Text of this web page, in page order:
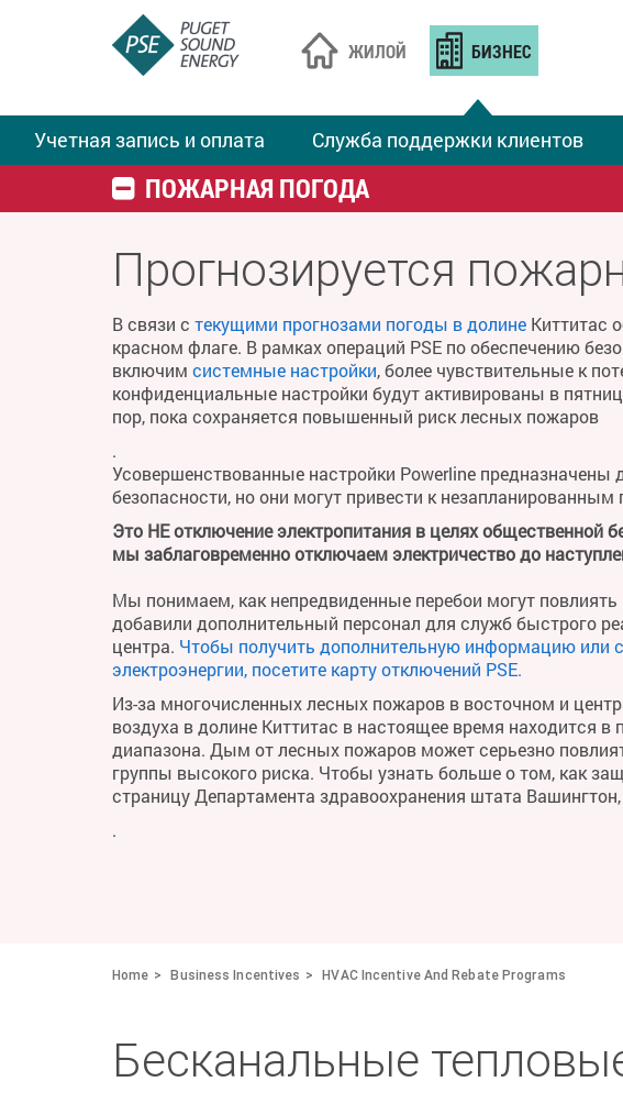
ЖИЛОЙ БИЗНЕС
Учетная запись и оплата Служба поддержки клиентов
ПОЖАРНАЯ ПОГОДА
Прогнозируется
В связи с текущими прогнозами погоды в долине Киттитас
красном флаге. В рамках операций PSE по обеспечению
включим системные настройки, более чувствительные к
конфиденциальные настройки будут активированы в
пор, пока сохраняется повышенный риск лесных пожаров
.
Усовершенствованные настройки Powerline предназначены
безопасности, но они могут привести к незапланированным
Это НЕ отключение электропитания в целях общественной
мы заблаговременно отключаем электричество до
Мы понимаем, как непредвиденные перебои могут
добавили дополнительный персонал для служб быстрого
центра. Чтобы получить дополнительную информацию или
электроэнергии, посетите карту отключений PSE.
Из-за многочисленных лесных пожаров в восточном и
воздуха в долине Киттитас в настоящее время находится в
диапазона. Дым от лесных пожаров может серьезно
группы высокого риска. Чтобы узнать больше о том, как
страницу Департамента здравоохранения штата
.
Home Business Incentives HVAC Incentive And Rebate Programs
Бесканальные